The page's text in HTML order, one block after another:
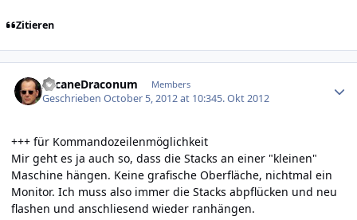
Zitieren
ArcaneDraconum Members
GeschriebenOctober 5, 2012 at 10:345. Okt 2012
+++ für Kommandozeilenmöglichkeit
Mir geht es ja auch so, dass die Stacks an einer "kleinen"
Maschine hängen. Keine grafische Oberfläche, nichtmal ein
Monitor. Ich muss also immer die Stacks abpflücken und neu
flashen und anschliesend wieder ranhängen.